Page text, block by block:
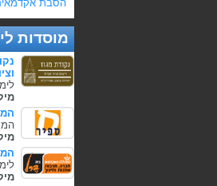
הסבת
מוסדות